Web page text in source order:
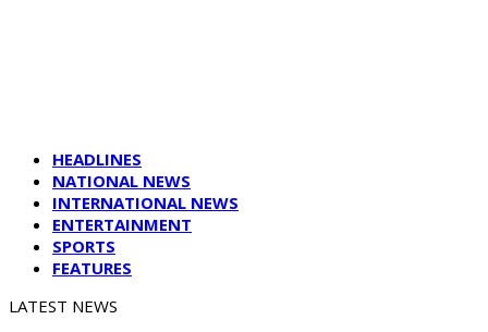
HEADLINES
NATIONAL NEWS
INTERNATIONAL NEWS
ENTERTAINMENT
SPORTS
FEATURES
LATEST NEWS